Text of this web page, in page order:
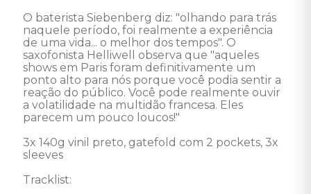
O baterista Siebenberg diz: "olhando para trás
naquele período, foi realmente a experiência
de uma vida... o melhor dos tempos". O
saxofonista Helliwell observa que "aqueles
shows em Paris foram definitivamente um
ponto alto para nós porque você podia sentir a
reação do público. Você pode realmente ouvir
a volatilidade na multidão francesa. Eles
parecem um pouco loucos!"
3x 140g vinil preto, gatefold com 2 pockets, 3x
sleeves
Tracklist: